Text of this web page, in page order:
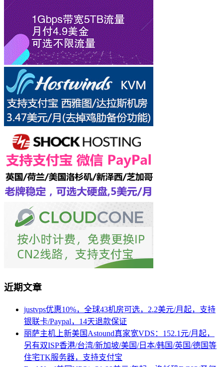
近期文章
justvps优惠10%，全球43机房可选，2.2美元/月起，支持
银联卡/Paypal，14天退款保证
丽萨主机上新美国Astound真家宽VDS：152.1元/月起，
另有双ISP香港/台湾/新加坡/美国/日本/韩国/英国/德国等
住宅TK服务器，支持支付宝